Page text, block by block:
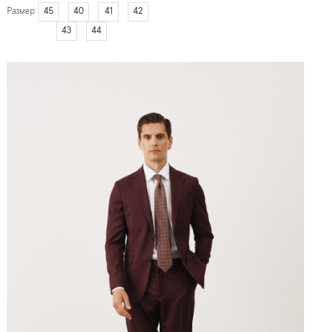
Размер: 45 40 41
42
43
44